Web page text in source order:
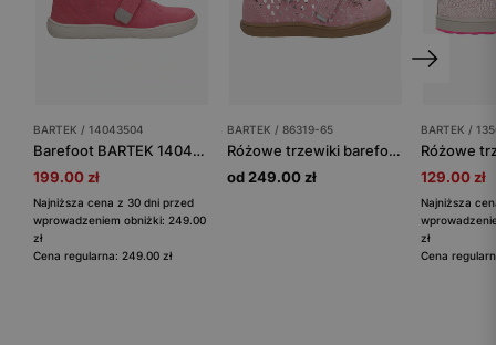
BARTEK / 14043504
Barefoot BARTEK 14043504, dla dziewcząt, różowy
199.00 zł
Najniższa cena z 30 dni przed
wprowadzeniem obniżki: 249.00
zł
Cena regularna: 249.00 zł
BARTEK / 86319-65
Różowe trzewiki barefoot z błyszczącymi serduszkami BAREFOOT 86319-65
od 249.00 zł
BARTEK /
129.00 zł
Najniższa
zł
Cena